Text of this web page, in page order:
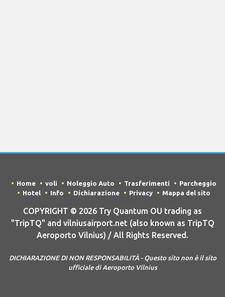
Home voli Noleggio Auto Trasferimenti
Parcheggio
Hotel
Info Dichiarazione Privacy Mappa del sito
COPYRIGHT © 2026 Try Quantum OU trading as
"TripTQ" and vilniusairport.net (also known as TripTQ
Aeroporto Vilnius) / All Rights Reserved.
DICHIARAZIONE DI NON RESPONSABILITÀ - Questo sito non è il sito
ufficiale di Aeroporto Vilnius